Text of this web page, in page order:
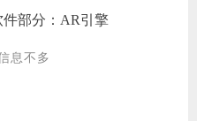
息不多